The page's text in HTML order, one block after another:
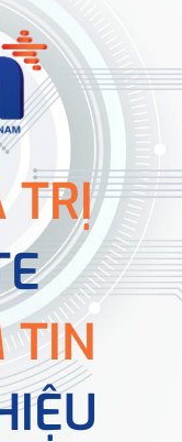
TRỊ
TIN